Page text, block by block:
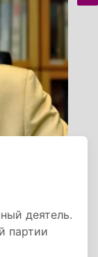
деятель.
партии